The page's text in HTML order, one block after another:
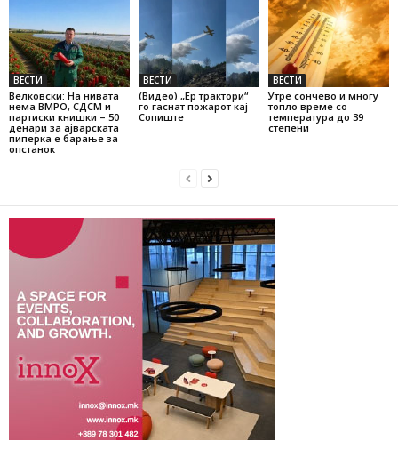
ВЕСТИ
Велковски: На нивата
нема ВМРО, СДСМ и
партиски книшки – 50
денари за ајварската
пиперка е барање за
опстанок
ВЕСТИ
(Видео) „Ер трактори“
го гаснат пожарот кај
Сопиште
ВЕСТИ
Утре сончево и многу
топло време со
температура до 39
степени